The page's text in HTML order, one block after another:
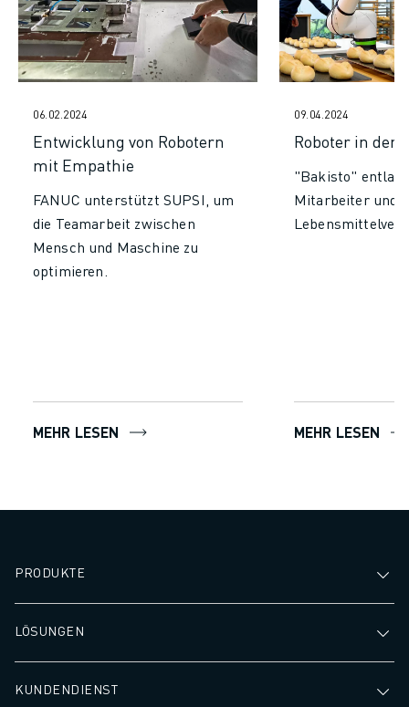
NACHHALTIGKEIT
KARRIERE
GESTALTEN SIE IHRE ZUKUNFT MIT FANUC
JETZT BEWERBEN » KARRIEREPORTAL
KONTAKT
KONTAKT
STANDORTE
06.02.2024
Entwicklung von Robotern
mit Empathie
FANUC unterstützt SUPSI, um
die Teamarbeit zwischen
Mensch und Maschine zu
optimieren.
MEHR LESEN
09.04.2024
Roboter in der
"Bakisto"
Mitarbeiter und
MEHR LESEN
PRODUKTE
LÖSUNGEN
KUNDENDIENST